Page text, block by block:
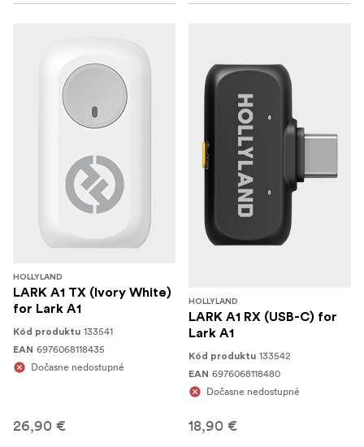
HOLLYLAND
LARK A1 TX (Ivory White)
for Lark A1
Kód produktu 133541
EAN 6976068118435
Dočasne nedostupné
26,90 €
HOLLYLAND
LARK A1 RX (USB-C) for
Lark A1
Kód produktu 133542
EAN 6976068118480
Dočasne nedostupné
18,90 €